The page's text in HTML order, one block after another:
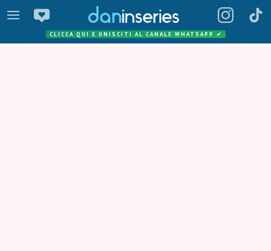
CLICCA QUI E UNISCITI AL CANALE WHATSAPP ✔